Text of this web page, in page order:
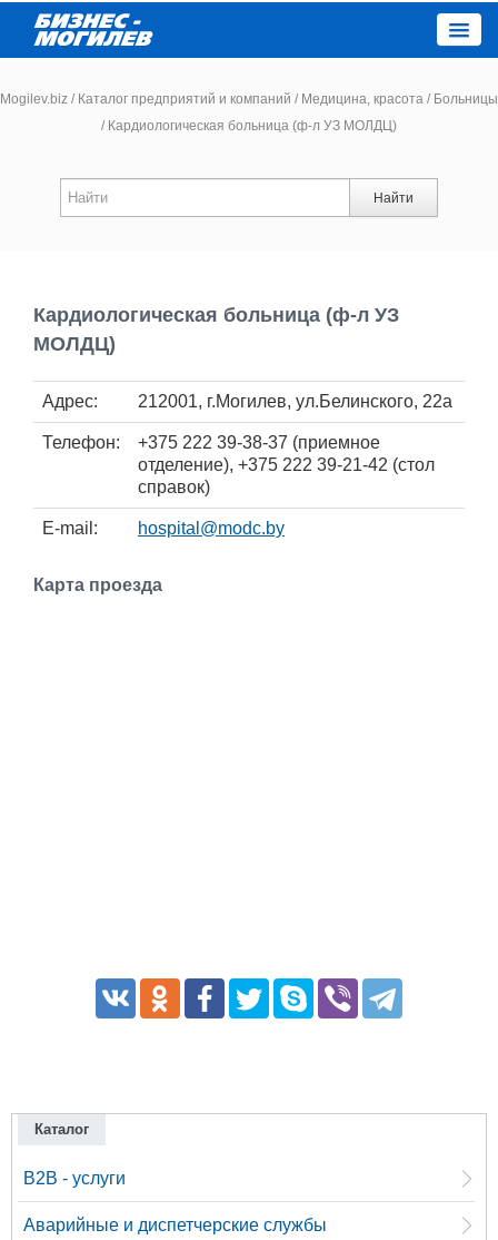
Новости
Работа
Афиша
Объявления
Транспорт
Mogilev.biz / Каталог предприятий и компаний / Медицина, красота / Больницы
/Кардиологическая больница (ф-л УЗ МОЛДЦ)
Найти
Кардиологическая больница (ф-л УЗ
МОЛДЦ)
Адрес: 212001, г.Могилев, ул.Белинского, 22а
Телефон:
+375 222 39-38-37 (приемное
отделение), +375 222 39-21-42 (стол
справок)
E-mail: hospital@modc.by
Карта проезда
Каталог
B2B - услуги
Аварийные и диспетчерские службы